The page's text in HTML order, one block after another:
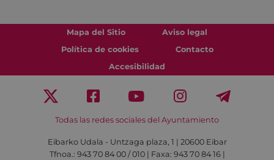
Mapa del Sitio
Aviso legal
Política de cookies
Contacto
Accesibilidad
Todas las redes sociales del Ayuntamiento
Eibarko Udala - Untzaga plaza, 1 | 20600 Eibar
Tfnoa.: 943 70 84 00 / 010 | Faxa: 943 70 84 16 |